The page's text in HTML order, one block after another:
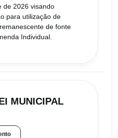
de 2026 visando
para utilização de
de fonte
Individual.
MUNICIPAL